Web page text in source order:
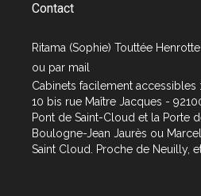
Contact
Ritama (Sophie) Touttée
ou par mail
Cabinets facilement accessibles :
10 bis rue Maître Jacques -
Pont de Saint-Cloud et la Porte
Boulogne-Jean Jaurès ou
Saint Cloud. Proche de Neuilly,